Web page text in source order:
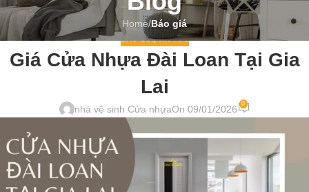
Home/Báo giá
BÁO GIÁ,TIN TỨC
Giá Cửa Nhựa Đài Loan Tại Gia
Lai
nhà vệ sinh Cửa nhựaOn 09/01/2026 0